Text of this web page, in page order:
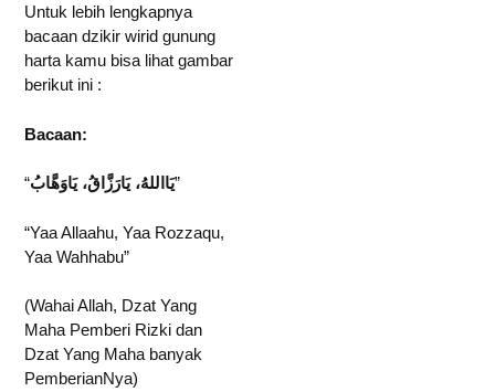
Untuk lebih lengkapnya
bacaan dzikir wirid gunung
harta kamu bisa lihat gambar
berikut ini :
Bacaan:
“يَااللهُ، يَارَزَّاقُ، يَاوَهَّابُ”
“Yaa Allaahu, Yaa Rozzaqu,
Yaa Wahhabu”
(Wahai Allah, Dzat Yang
Maha Pemberi Rizki dan
Dzat Yang Maha banyak
PemberianNya)